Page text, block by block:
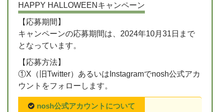
HAPPY HALLOWEENキャンペーン
【応募期間】
キャンペーンの応募期間は、2024年10月31日まで
となっています。
【応募方法】
①X（旧Twitter）あるいはInstagramでnosh公式アカ
ウントをフォローします。
nosh公式アカウントについて